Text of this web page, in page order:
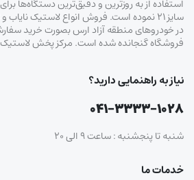
سایز ۲۱ نموده است. فروش انواع لاستیک‌
در خودروهای منطقه آزاد ارس بصورت خرید
فروشگاه گنجانده شده است. مرکز پخش
نیاز به راهنمایی دارید؟
۰۴۱-۳۳۳۳-۱۰۲۸
شنبه تا پنجشنبه : ساعت ۹ الی ۲۰
خدمات ما